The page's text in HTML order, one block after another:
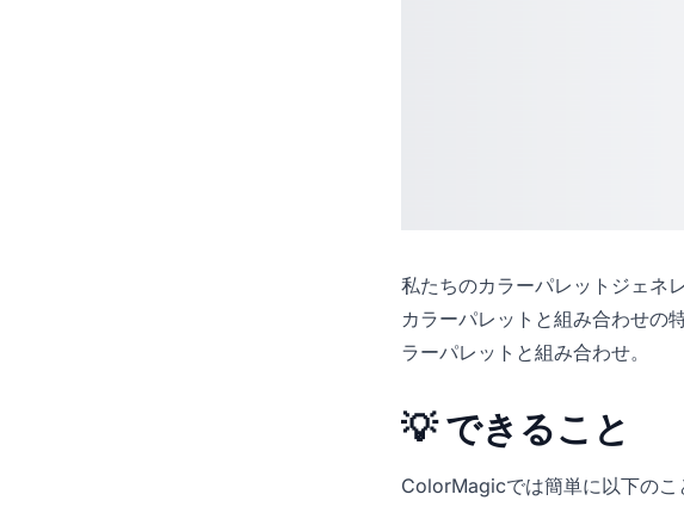
私たちのカラーパレットジェネ
カラーパレットと組み合わせの
ラーパレットと組み合わせ。
💡 できること
ColorMagicでは簡単に以下のこ